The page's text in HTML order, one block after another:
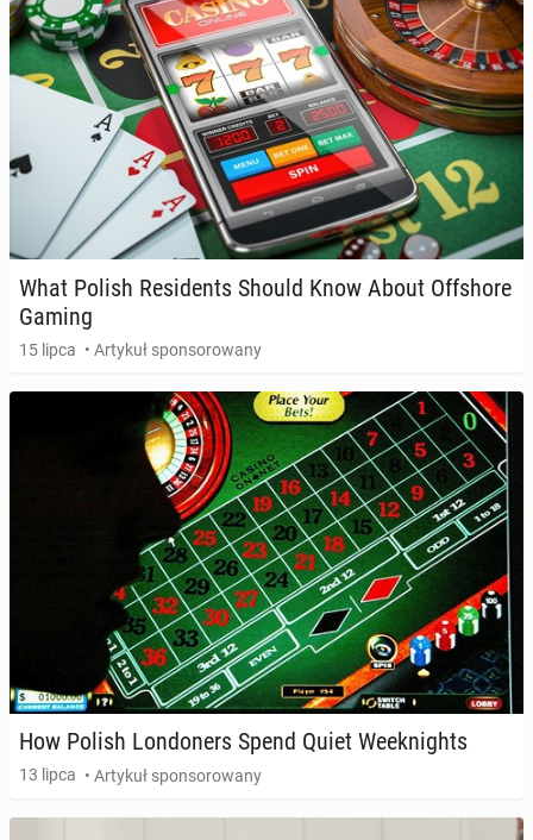
What Polish Re­si­dents Should Know About Of­fsho­re
Gaming
15 lipca • Artykuł sponsorowany
How Polish Lon­do­ners Spend Quiet We­ek­ni­ghts
13 lipca • Artykuł sponsorowany